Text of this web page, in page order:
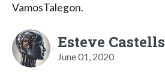
VamosTalegon.
Esteve Castells
June 01, 2020